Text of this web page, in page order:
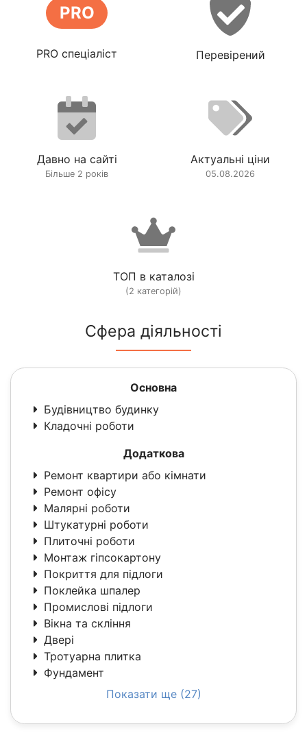
PRO
PRO спеціаліст Перевірений
Давно на сайті
Більше 2 років
Актуальні ціни
05.08.2026
ТОП в каталозі
(2 категорій)
Сфера діяльності
Основна
Будівництво будинку
Кладочні роботи
Додаткова
Ремонт квартири або кімнати
Ремонт офісу
Малярні роботи
Штукатурні роботи
Плиточні роботи
Монтаж гіпсокартону
Покриття для підлоги
Поклейка шпалер
Промислові підлоги
Вікна та скління
Двері
Тротуарна плитка
Фундамент
Показати ще (27)